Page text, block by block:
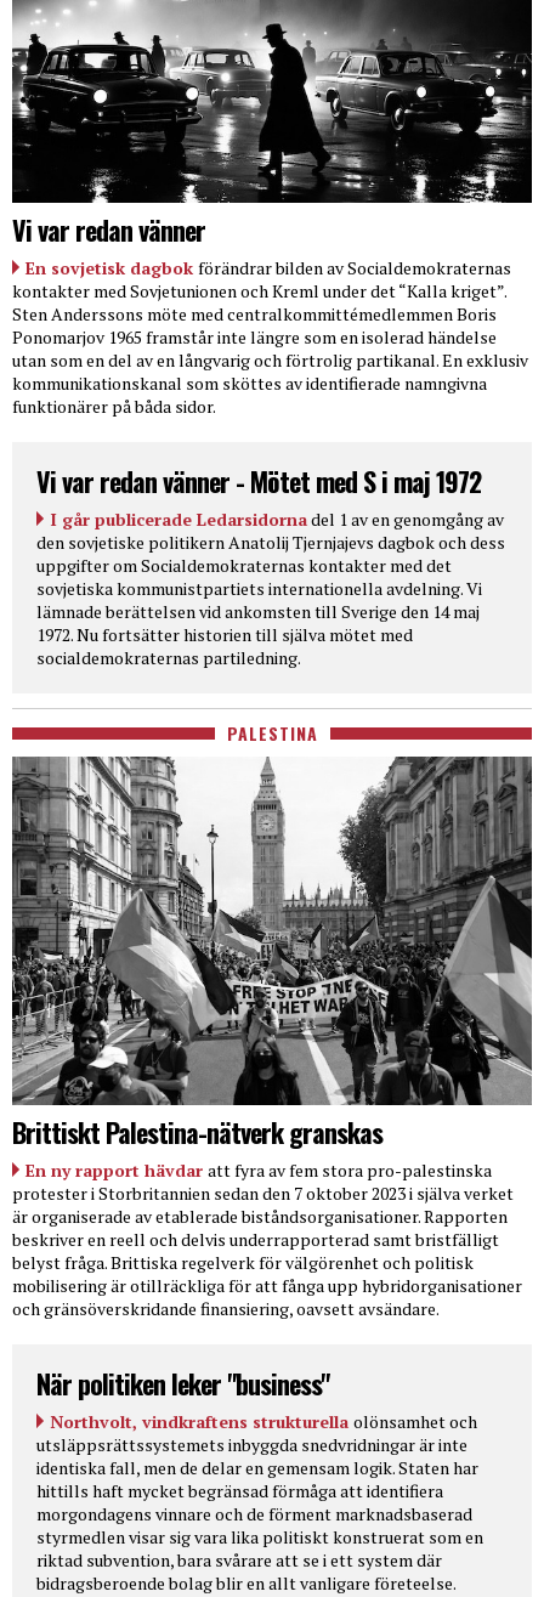
Vi var redan vänner
En sovjetisk dagbok förändrar bilden av Socialdemokraternas
kontakter med Sovjetunionen och Kreml under det “Kalla kriget”.
Sten Anderssons möte med centralkommittémedlemmen Boris
Ponomarjov 1965 framstår inte längre som en isolerad händelse
utan som en del av en långvarig och förtrolig partikanal. En exklusiv
kommunikationskanal som sköttes av identifierade namngivna
funktionärer på båda sidor.
Vi var redan vänner - Mötet med S i maj 1972
I går publicerade Ledarsidornadel 1 av en genomgång av
den sovjetiske politikern Anatolij Tjernjajevs dagbok och dess
uppgifter om Socialdemokraternas kontakter med det
sovjetiska kommunistpartiets internationella avdelning. Vi
lämnade berättelsen vid ankomsten till Sverige den 14 maj
1972. Nu fortsätter historien till själva mötet med
socialdemokraternas partiledning.
PALESTINA
Brittiskt Palestina-nätverk granskas
En ny rapport hävdar att fyra av fem stora pro-palestinska
protester i Storbritannien sedan den 7 oktober 2023 i själva verket
är organiserade av etablerade biståndsorganisationer. Rapporten
beskriver en reell och delvis underrapporterad samt bristfälligt
belyst fråga. Brittiska regelverk för välgörenhet och politisk
mobilisering är otillräckliga för att fånga upp hybridorganisationer
och gränsöverskridande finansiering, oavsett avsändare.
När politiken leker "business"
Northvolt, vindkraftens strukturella olönsamhet och
utsläppsrättssystemets inbyggda snedvridningar är inte
identiska fall, men de delar en gemensam logik. Staten har
hittills haft mycket begränsad förmåga att identifiera
morgondagens vinnare och de förment marknadsbaserad
styrmedlen visar sig vara lika politiskt konstruerat som en
riktad subvention, bara svårare att se i ett system där
bidragsberoende bolag blir en allt vanligare företeelse.